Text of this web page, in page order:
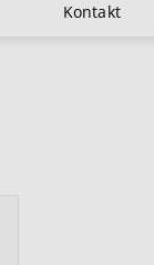
Kontakt